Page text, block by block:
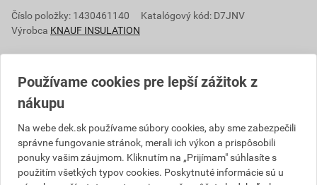
Číslo položky: 1430461140
Katalógový kód: D7JNV
Výrobca KNAUF INSULATION
Produkt Knauf Insulation FKL je lamela z minerálnej
vlny určená pre tepelné, akustické a požiarne použitie
kontaktného zateplenia fasád. FKL má kolmo
orientované vlákno. Vyznačuje sa zvýšenou
Používame cookies pre lepší zážitok z
nákupu
Na webe dek.sk používame súbory cookies, aby sme zabezpečili
správne fungovanie stránok, merali ich výkon a prispôsobili
ponuky vašim záujmom. Kliknutím na „Prijímam" súhlasíte s
použitím všetkých typov cookies. Poskytnuté informácie sú u